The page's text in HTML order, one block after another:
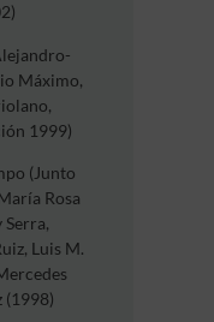
Máximo,
1999)
(Junto
Rosa
Serra,
Luis M.
(1998)